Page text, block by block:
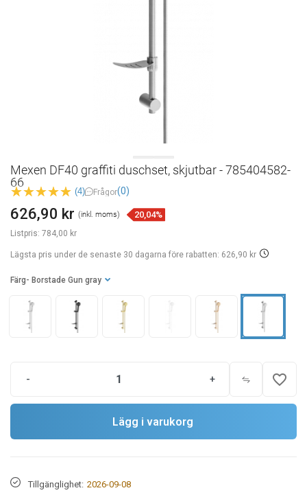
Mexen DF40 graffiti duschset, skjutbar - 785404582-
66
(4) Frågor(0)
Listpris: 784,00 kr
626,90 kr (inkl. moms) 20,04%
Lägsta pris under de senaste 30 dagarna före rabatten: 626,90 kr
Färg - Borstade Gun gray
- + favorite_border
Lägg i varukorg
Tillgänglighet: 2026-09-08